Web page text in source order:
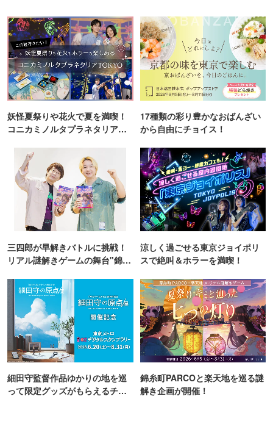
妖怪夏祭りや花火で夏を満喫！
コニカミノルタプラネタリア
17種類の彩り豊かなおばんざい
から自由にチョイス！
三四郎が早解きバトルに挑戦！
リアル謎解きゲームの舞台"錦糸
涼しく過ごせる東京ジョイポリ
スで絶叫＆ホラーを満喫！
細田守監督作品ゆかりの地を巡
って限定グッズがもらえるチャ
錦糸町PARCOと楽天地を巡る謎
解き企画が開催！